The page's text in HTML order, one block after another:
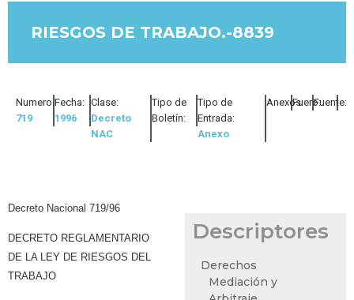
RIESGOS DE TRABAJO.-8839
Numero:
719
Fecha:
1996
Clase:
Decreto
NAC
Tipo de
Boletín:
Tipo de
Entrada:
Anexo
Anexos:Fuero:Fuente:
Decreto Nacional 719/96
DECRETO REGLAMENTARIO
DE LA LEY DE RIESGOS DEL
TRABAJO
Descriptores
Derechos
Mediación y